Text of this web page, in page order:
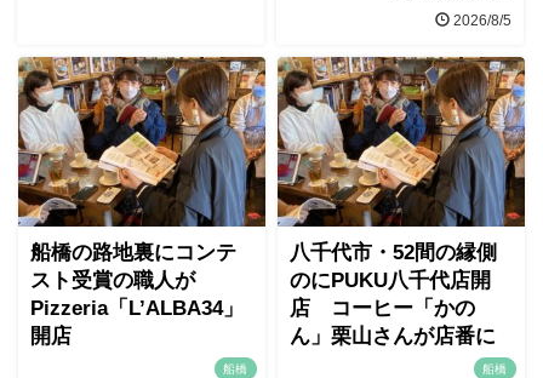
2026/8/5
船橋の路地裏にコンテ
スト受賞の職人が
Pizzeria「L’ALBA34」
開店
船橋
八千代市・52間の縁側
のにPUKU八千代店開
店 コーヒー「かの
ん」栗山さんが店番に
船橋